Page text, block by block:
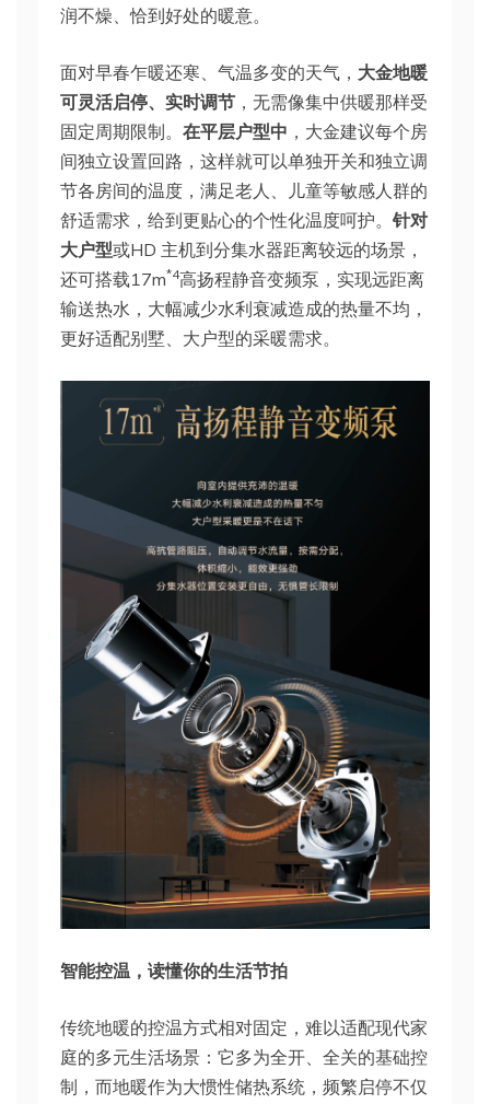
润不燥、恰到好处的暖意。
面对早春乍暖还寒、气温多变的天气， 大金地暖
可灵活启停、实时调节 ，无需像集中供暖那样受
固定周期限制。 在平层户型中 ，大金建议每个房
间独立设置回路，这样就可以单独开关和独立调
节各房间的温度，满足老人、儿童等敏感人群的
舒适需求，给到更贴心的个性化温度呵护。 针对
大户型或HD 主机到分集水器距离较远的场景，
还可搭载17m*4高扬程静音变频泵，实现远距离
输送热水，大幅减少水利衰减造成的热量不均，
更好适配别墅、大户型的采暖需求。
智能控温，读懂你的生活节拍
传统地暖的控温方式相对固定，难以适配现代家
庭的多元生活场景：它多为全开、全关的基础控
制，而地暖作为大惯性储热系统，频繁启停不仅